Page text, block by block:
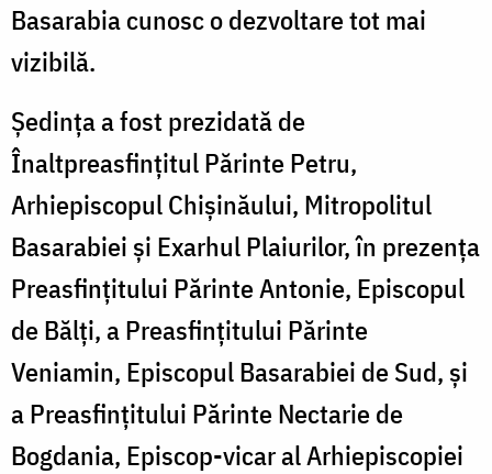
Basarabia cunosc o dezvoltare tot mai
vizibilă.
Ședința a fost prezidată de
Înaltpreasfințitul Părinte Petru,
Arhiepiscopul Chișinăului, Mitropolitul
Basarabiei și Exarhul Plaiurilor, în prezența
Preasfințitului Părinte Antonie, Episcopul
de Bălți, a Preasfințitului Părinte
Veniamin, Episcopul Basarabiei de Sud, și
a Preasfințitului Părinte Nectarie de
Bogdania, Episcop-vicar al Arhiepiscopiei